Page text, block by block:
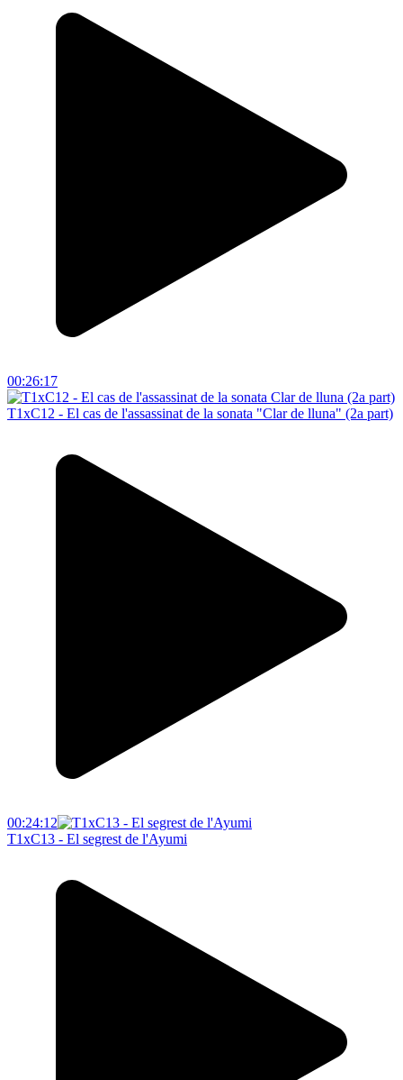
00:26:17
T1xC12 - El cas de l'assassinat de la sonata "Clar de lluna" (2a part)
00:24:12
T1xC13 - El segrest de l'Ayumi